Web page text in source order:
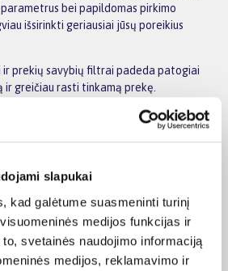
slapukai
kad galėtume suasmeninti turinį
medijos funkcijas ir
svetainės naudojimo informaciją
medijos, reklamavimo ir
bei papildomas pirkimo
išsirinkti geriausiai jūsų poreikius
ir prekių savybių filtrai padeda patogiai
greičiau rasti tinkamą prekę.
prekes ir pirkite internetu patogiai.
apie prekes